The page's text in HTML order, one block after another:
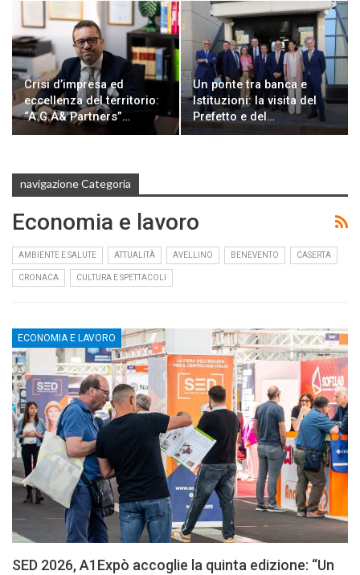
Crisi d’impresa ed
eccellenza del territorio:
“A.G.A& Partners”…
Un ponte tra banca e
Istituzioni: la visita del
Prefetto e del…
navigazione Categoria
Economia e lavoro
AMBIENTE E SALUTE ATTUALITÀ AVELLINO BENEVENTO CASERTA
CRONACA CULTURA E SPETTACOLI
ECONOMIA E LAVORO
SED 2026, A1Expò accoglie la quinta edizione: “Un